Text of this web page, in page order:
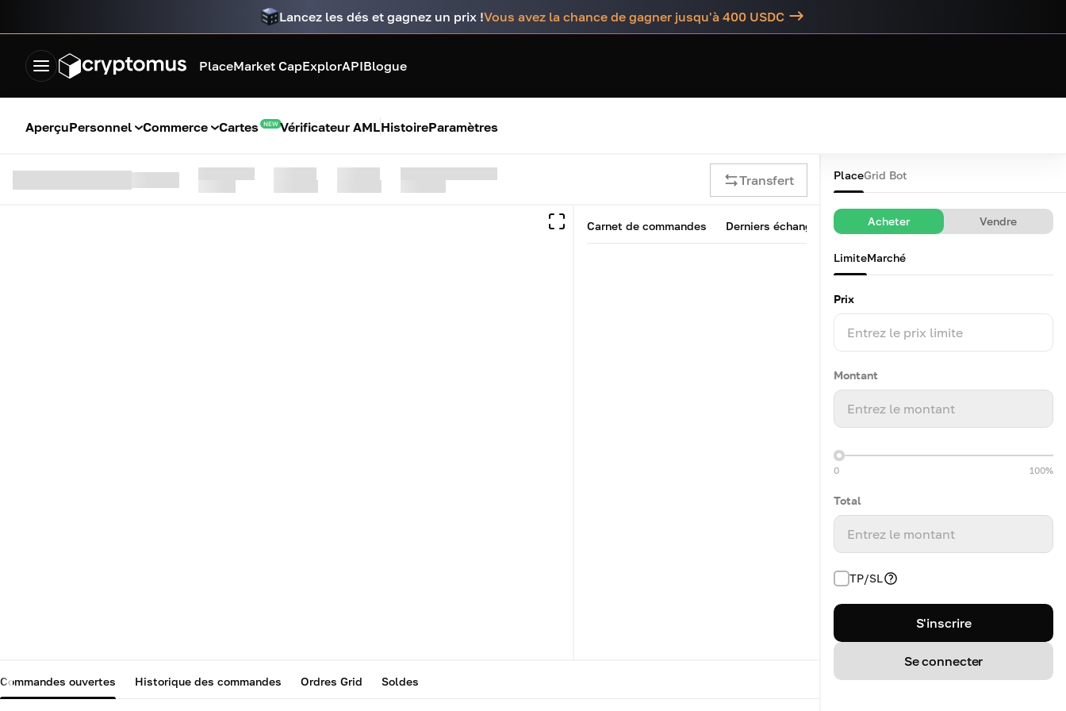
Lancez les dés et gagnez un prix !Vous avez la chance de gagner jusqu'à 400 USDC
PlaceMarket CapExplorAPIBlogue
AperçuPersonnel Commerce Cartes NEW Vérificateur AMLHistoireParamètres
Transfert
Carnet de commandes Derniers échanges
PlaceGrid Bot
Acheter Vendre
LimiteMarché
Prix
Entrez le prix limite
Montant
Entrez le montant
0 100%
Total
Entrez le montant
TP/SL
S'inscrire
Se connecter
Commandes ouvertes Historique des commandes Ordres Grid Soldes